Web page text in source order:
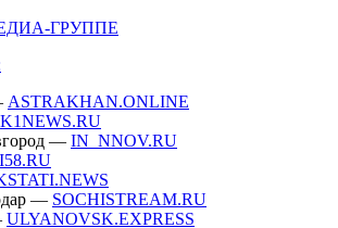
ГРУППЕ
ASTRAKHAN.ONLINE
K1NEWS.RU
— IN_NNOV.RU
— SOCHISTREAM.RU
ULYANOVSK.EXPRESS